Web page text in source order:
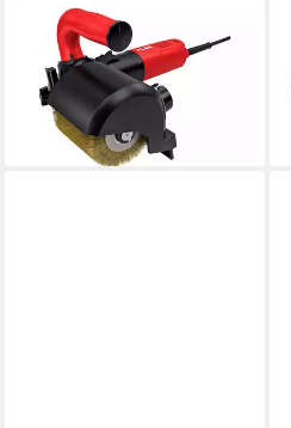
Bandschleifer BBE 16-3 110
589,90 € UVP653,31 €
-10%
in 2-3 Werktagen bei dir